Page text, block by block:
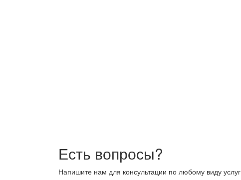
Есть вопросы?
Напишите нам для консультации по любому виду услуг